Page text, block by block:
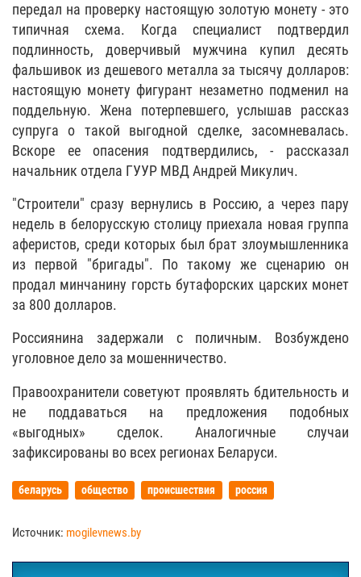
передал на проверку настоящую золотую монету - это
типичная схема. Когда специалист подтвердил
подлинность, доверчивый мужчина купил десять
фальшивок из дешевого металла за тысячу долларов:
настоящую монету фигурант незаметно подменил на
поддельную. Жена потерпевшего, услышав рассказ
супруга о такой выгодной сделке, засомневалась.
Вскоре ее опасения подтвердились, - рассказал
начальник отдела ГУУР МВД Андрей Микулич.
"Строители" сразу вернулись в Россию, а через пару
недель в белорусскую столицу приехала новая группа
аферистов, среди которых был брат злоумышленника
из первой "бригады". По такому же сценарию он
продал минчанину горсть бутафорских царских монет
за 800 долларов.
Россиянина задержали с поличным. Возбуждено
уголовное дело за мошенничество.
Правоохранители советуют проявлять бдительность и
не поддаваться на предложения подобных
«выгодных» сделок. Аналогичные случаи
зафиксированы во всех регионах Беларуси.
беларусь общество происшествия россия
Источник: mogilevnews.by